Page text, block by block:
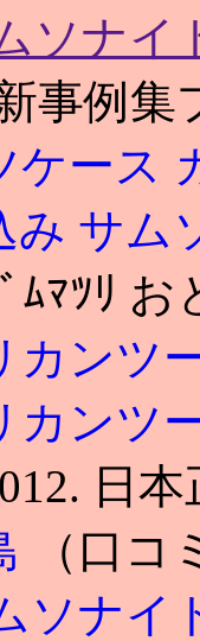
ソナイ
事例
ケース
み サム
ﾑﾏﾂﾘ
カンツ
カンツ
日
（口コ
ソナイ